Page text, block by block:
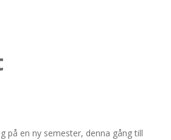
på en ny semester, denna gång till